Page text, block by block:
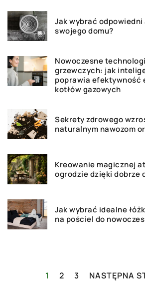
Jak wybrać
swojego domu?
Nowoczesne
grzewczych: jak
poprawia efektywność
kotłów gazowych
Sekrety zdrowego
naturalnym nawozom
Kreowanie magicznej
ogrodzie dzięki dobrze
Jak wybrać idealne
na pościel do
1 2 3 NASTĘPNA